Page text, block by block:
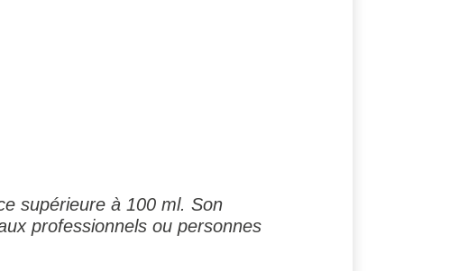
supérieure à 100 ml. Son
professionnels ou personnes